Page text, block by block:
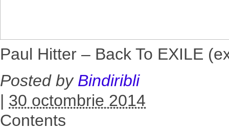
Paul Hitter – Back To EXILE
Posted by Bindiribli
| 30 octombrie 2014
Contents